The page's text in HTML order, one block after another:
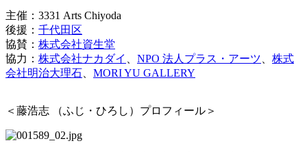
主催：3331 Arts Chiyoda
後援： 千代田区
協賛： 株式会社資生堂
協力： 株式会社ナカダイ NPO 法人プラス・アーツ
株式
会社明治大理石
MORI YU GALLERY
＜藤浩志 （ふじ・ひろし）プロフィール＞